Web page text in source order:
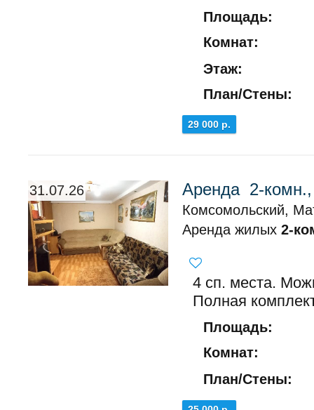
Площадь:
Комнат:
Этаж:
План/Стены:
29 000 р.
31.07.26 Аренда 2-
Комсомольский,
Аренда жилых 2-
4 сп. места.
Полная
Площадь:
Комнат:
План/Стены: